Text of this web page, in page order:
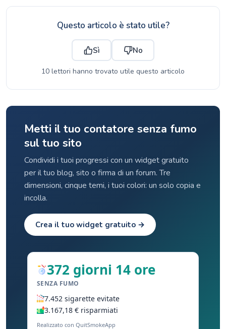
Questo articolo è stato utile?
Sì No
10 lettori hanno trovato utile questo articolo
Metti il tuo contatore senza fumo
sul tuo sito
Condividi i tuoi progressi con un widget gratuito
per il tuo blog, sito o firma di un forum. Tre
dimensioni, cinque temi, i tuoi colori: un solo copia e
incolla.
Crea il tuo widget gratuito →
372 giorni 14 ore
SENZA FUMO
7.452 sigarette evitate
3.167,18 € risparmiati
Realizzato con QuitSmokeApp